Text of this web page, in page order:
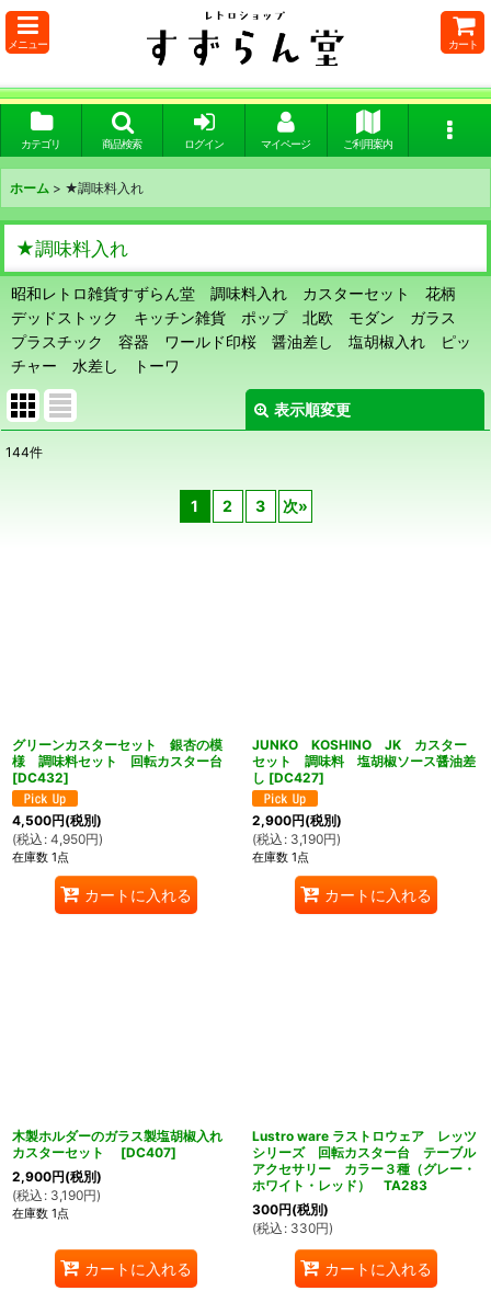
メニュー カート
カテゴリ 商品検索 ログイン マイページ ご利用案内
ホーム > ★調味料入れ
★調味料入れ
昭和レトロ雑貨すずらん堂 調味料入れ カスターセット 花柄
デッドストック キッチン雑貨 ポップ 北欧 モダン ガラス
プラスチック 容器 ワールド印桜 醤油差し 塩胡椒入れ ピッ
チャー 水差し トーワ
表示順変更
サブカテゴリ
144件
1 2 3 次»
グリーンカスターセット 銀杏の模
様 調味料セット 回転カスター台
[DC432]
4,500円(税別)
(税込 : 4,950円)
在庫数 1点
カートに入れる
JUNKO KOSHINO JK カスター
セット 調味料 塩胡椒ソース醤油差
し [DC427]
2,900円(税別)
(税込 : 3,190円)
在庫数 1点
カートに入れる
木製ホルダーのガラス製塩胡椒入れ
カスターセット
[DC407]
2,900円(税別)
(税込 : 3,190円)
在庫数 1点
カートに入れる
Lustro ware ラストロウェア レッツ
シリーズ 回転カスター台 テーブル
アクセサリー カラー３種（グレー・
ホワイト・レッド） TA283
300円(税別)
(税込 : 330円)
カートに入れる